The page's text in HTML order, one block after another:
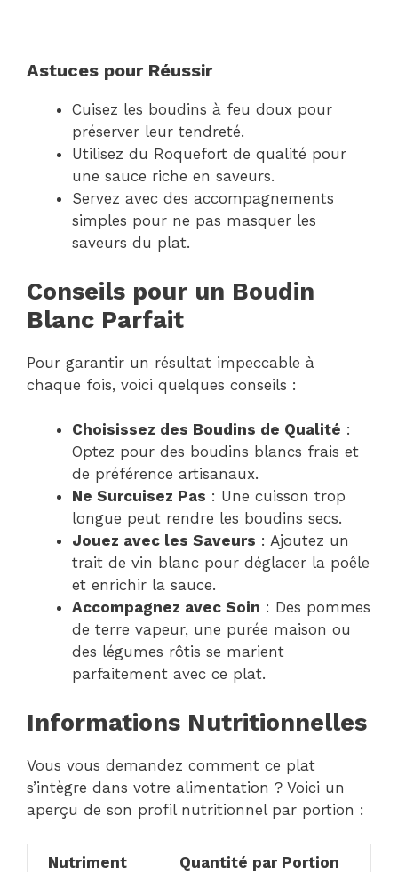
Astuces pour Réussir
Cuisez les boudins à feu doux pour
préserver leur tendreté.
Utilisez du Roquefort de qualité pour
une sauce riche en saveurs.
Servez avec des accompagnements
simples pour ne pas masquer les
saveurs du plat.
Conseils pour un Boudin
Blanc Parfait
Pour garantir un résultat impeccable à
chaque fois, voici quelques conseils :
Choisissez des Boudins de Qualité :
Optez pour des boudins blancs frais et
de préférence artisanaux.
Ne Surcuisez Pas : Une cuisson trop
longue peut rendre les boudins secs.
Jouez avec les Saveurs : Ajoutez un
trait de vin blanc pour déglacer la poêle
et enrichir la sauce.
Accompagnez avec Soin : Des pommes
de terre vapeur, une purée maison ou
des légumes rôtis se marient
parfaitement avec ce plat.
Informations Nutritionnelles
Vous vous demandez comment ce plat
s’intègre dans votre alimentation ? Voici un
aperçu de son profil nutritionnel par portion :
Nutriment Quantité par Portion